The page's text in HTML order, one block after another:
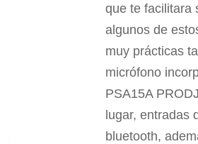
que te facilitara
algunos de
muy prácticas
micrófono
PSA15A
lugar, entradas
bluetooth,